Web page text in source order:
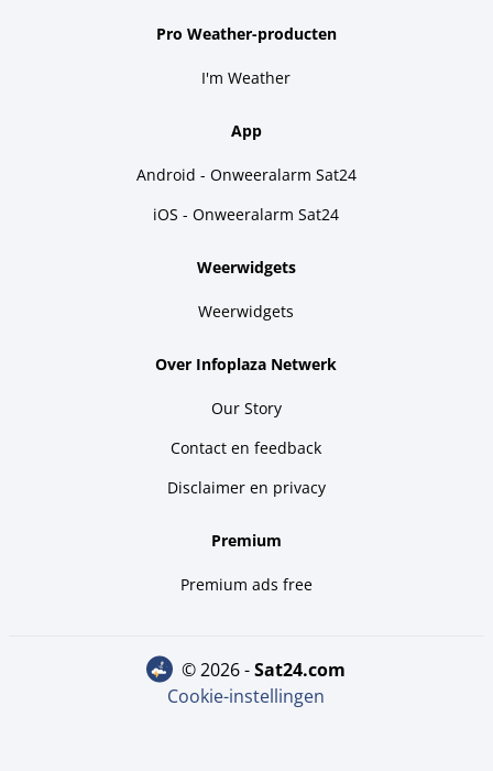
Pro Weather-producten
I'm Weather
App
Android - Onweeralarm Sat24
iOS - Onweeralarm Sat24
Weerwidgets
Weerwidgets
Over Infoplaza Netwerk
Our Story
Contact en feedback
Disclaimer en privacy
Premium
Premium ads free
© 2026 - sat24.com
Cookie-instellingen